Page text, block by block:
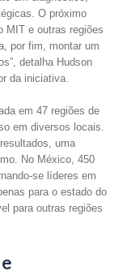
O próximo
MIT e outras regiões
por fim, montar um
detalha Hudson
da iniciativa.
em 47 regiões de
em diversos locais.
uma
No México, 450
se líderes em
para o estado do
para outras regiões